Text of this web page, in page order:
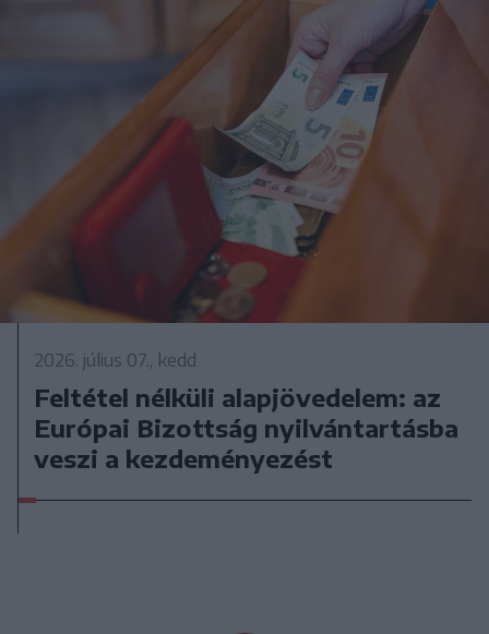
2026. július 07., kedd
Feltétel nélküli alapjövedelem: az
Európai Bizottság nyilvántartásba
veszi a kezdeményezést